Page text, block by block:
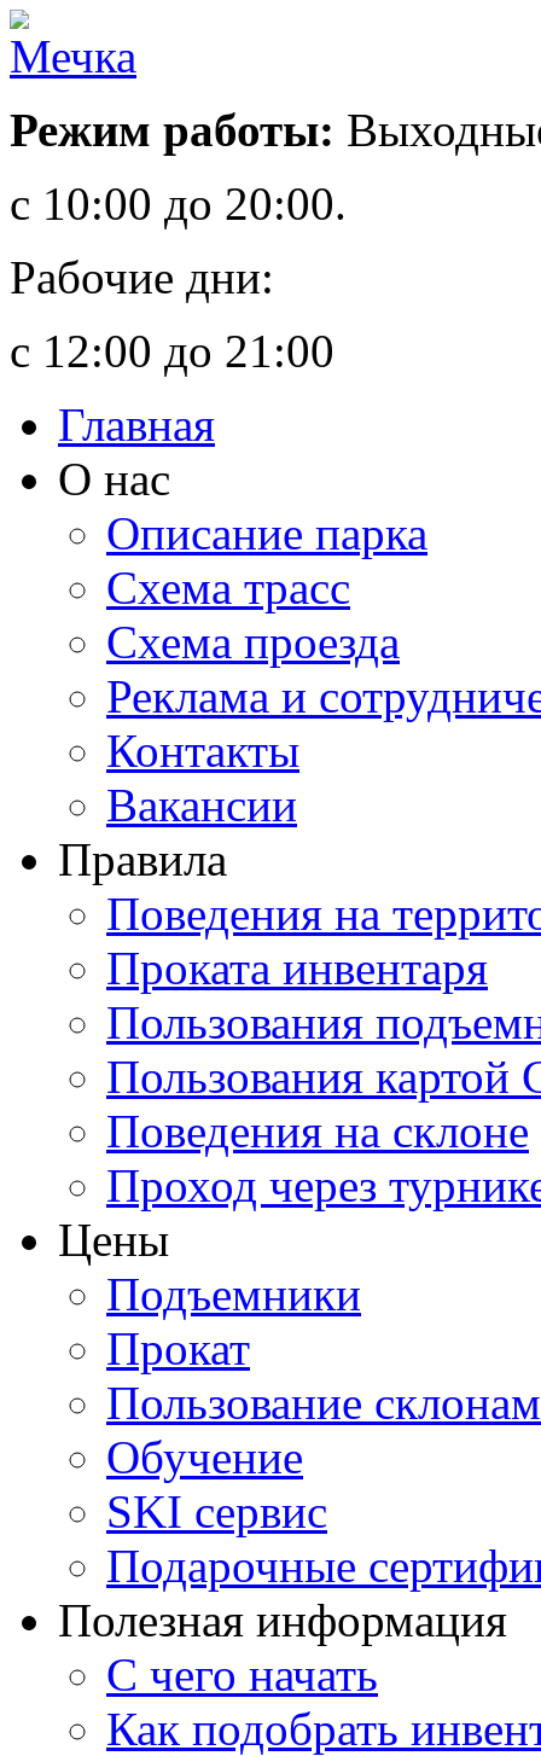
Режим работы:
с 10:00 до 20:00.
Рабочие дни:
с 12:00 до 21:00
Главная
О нас
Описание парка
Схема трасс
Схема проезда
Реклама и
Контакты
Вакансии
Правила
Поведения на
Проката инвентаря
Пользования
Пользования картой
Поведения на склоне
Проход через
Цены
Подъемники
Прокат
Пользование
Обучение
SKI сервис
Подарочные
Полезная информация
С чего начать
Как подобрать